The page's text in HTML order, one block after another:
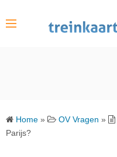
Home » OV Vragen »
Parijs?